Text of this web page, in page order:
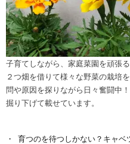
子育てしながら、家庭菜園を頑張
２つ畑を借りて様々な野菜の栽培
問や原因を探りながら日々奮闘中
掘り下げて載せています。
育つのを待つしかない？キャ